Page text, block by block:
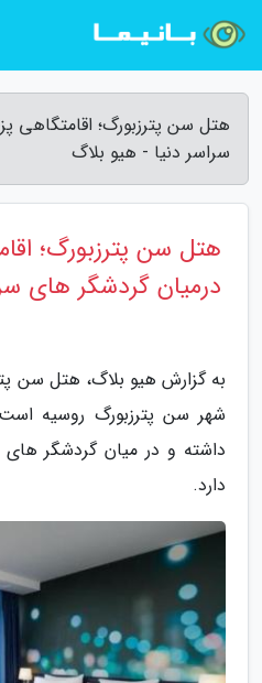
هتل سن پترزبورگ؛ اقامتگاهی
سراسر دنیا - هیو بلاگ
هتل سن پترزبورگ؛
درمیان گردشگر های
شهر سن پترزبورگ روسیه
داشته و در میان گردشگر های
دارد.